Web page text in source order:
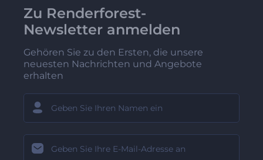
Zu Renderforest-
Newsletter anmelden
Gehören Sie zu den Ersten, die unsere
neuesten Nachrichten und Angebote
erhalten